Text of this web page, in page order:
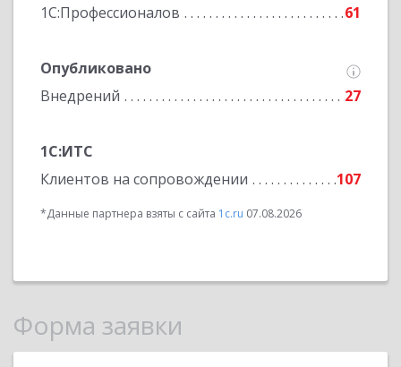
1С:Профессионалов
61
Опубликовано
Внедрений
27
1С:ИТС
Клиентов на сопровождении
107
*Данные партнера взяты с сайта 1c.ru 07.08.2026
Форма заявки